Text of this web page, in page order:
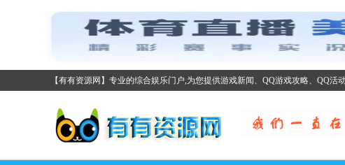
【有有资源网】专业的综合娱乐门户,为您提供游戏新闻、QQ游戏攻略、QQ活